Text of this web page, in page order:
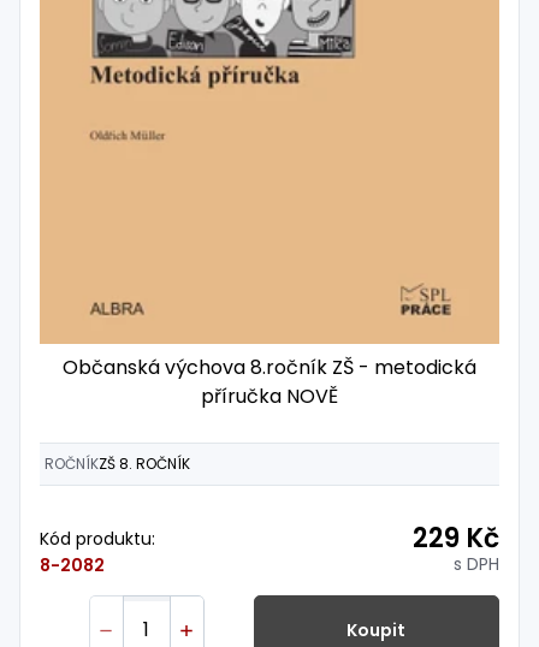
Občanská výchova 8.ročník ZŠ - metodická
příručka NOVĚ
ROČNÍKZŠ 8. ROČNÍK
Kód produktu:
8-2082
229 Kč
s DPH
Koupit